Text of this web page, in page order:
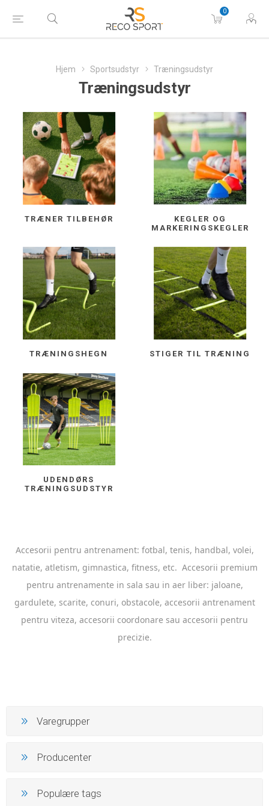
0
Hjem Sportsudstyr Træningsudstyr
Træningsudstyr
Accesorii pentru antrenament: fotbal, tenis, handbal, volei,
natatie, atletism, gimnastica, fitness, etc. Accesorii premium
pentru antrenamente in sala sau in aer liber: jaloane,
gardulete, scarite, conuri, obstacole, accesorii antrenament
pentru viteza, accesorii coordonare sau accesorii pentru
precizie.
TRÆNER TILBEHØR
KEGLER OG
MARKERINGSKEGLER
TRÆNINGSHEGN STIGER TIL TRÆNING
UDENDØRS
TRÆNINGSUDSTYR
Varegrupper
Producenter
Populære tags